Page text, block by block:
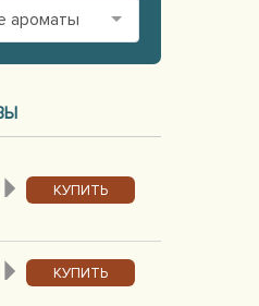
ароматы
КУПИТЬ
КУПИТЬ